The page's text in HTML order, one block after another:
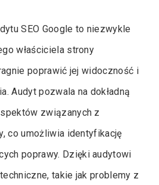
SEO Google to niezwykle
właściciela strony
poprawić jej widoczność i
Audyt pozwala na dokładną
związanych z
co umożliwia identyfikację
poprawy. Dzięki audytowi
takie jak problemy z